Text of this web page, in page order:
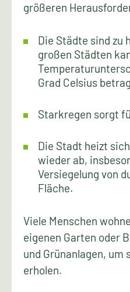
größeren
Die Städte sind zu
großen Städten
Grad Celsius
Starkregen sorgt
Die Stadt heizt
wieder ab,
Versiegelung von
Fläche.
Viele Menschen
eigenen Garten oder
und Grünanlagen, um
erholen.